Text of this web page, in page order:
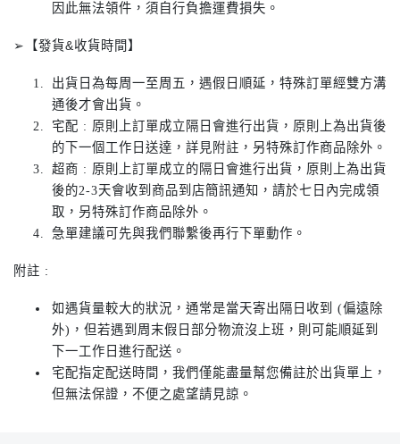
因此無法領件，須自行負擔運費損失。
➢【發貨&收貨時間】
出貨日為每周一至周五，遇假日順延，特殊訂單經雙方溝
通後才會出貨。
宅配 : 原則上訂單成立隔日會進行出貨，原則上為出貨後
的下一個工作日送達，詳見附註，另特殊訂作商品除外。
超商 : 原則上訂單成立的隔日會進行出貨，原則上為出貨
後的2-3天會收到商品到店簡訊通知，請於七日內完成領
取，另特殊訂作商品除外。
急單建議可先與我們聯繫後再行下單動作。
附註 :
如遇貨量較大的狀況，通常是當天寄出隔日收到 (偏遠除
外)，但若遇到周末假日部分物流沒上班，則可能順延到
下一工作日進行配送。
宅配指定配送時間，我們僅能盡量幫您備註於出貨單上，
但無法保證，不便之處望請見諒。